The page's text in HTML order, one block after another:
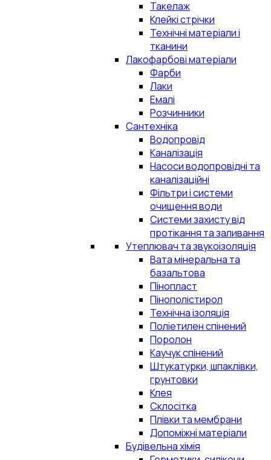
Такелаж
Клейкі стрічки
Технічні матеріали і
тканини
Лакофарбові матеріали
Фарби
Лаки
Емалі
Розчинники
Сантехніка
Водопровід
Каналізація
Насоси водопровідні та
каналізаційні
Фільтри і системи
очищення води
Системи захисту від
протікання та заливання
Утеплювач та звукоізоляція
Вата мінеральна та
базальтова
Пінопласт
Пінополістирол
Технічна ізоляція
Поліетилен спінений
Поролон
Каучук спінений
Штукатурки, шпаклівки,
грунтовки
Клея
Склосітка
Плівки та мембрани
Допоміжні матеріали
Будівельна хімія